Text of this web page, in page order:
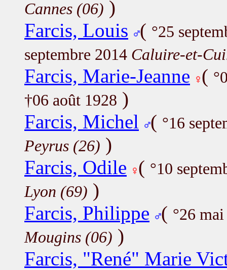
Cannes (06) )
Farcis, Louis ( °25
septembre 2014 Caluire-et-
Farcis, Marie-Jeanne (
†06 août 1928 )
Farcis, Michel
( °16
Peyrus (26) )
Farcis, Odile ( °10
Lyon (69) )
Farcis, Philippe ( °26
Mougins (06) )
Farcis, "René" Marie